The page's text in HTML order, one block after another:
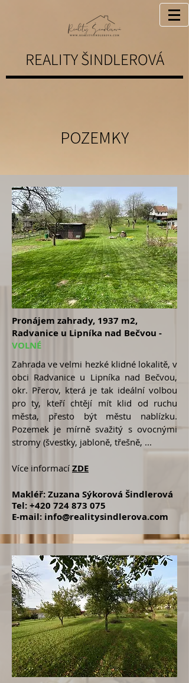
REALITY ŠINDLEROVÁ
POZEMKY
Pronájem zahrady, 1937 m2,
Radvanice u Lipníka nad Bečvou -
VOLNÉ
Zahrada ve velmi hezké klidné lokalitě, v
obci Radvanice u Lipníka nad Bečvou,
okr. Přerov, která je tak ideální volbou
pro ty, kteří chtějí mít klid od ruchu
města, přesto být městu nablízku.
Pozemek je mírně svažitý s ovocnými
stromy (švestky, jabloně, třešně, ...
Více informací ZDE
Makléř: Zuzana Sýkorová Šindlerová
Tel:+420 724 873 075
E-mail: info@realitysindlerova.com